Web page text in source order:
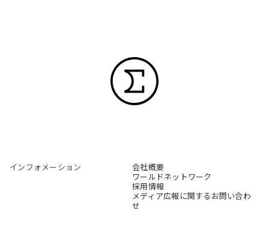
インフォメーション
会社概要
ワールドネットワーク
採用情報
メディア広報に関するお問い合わ
せ